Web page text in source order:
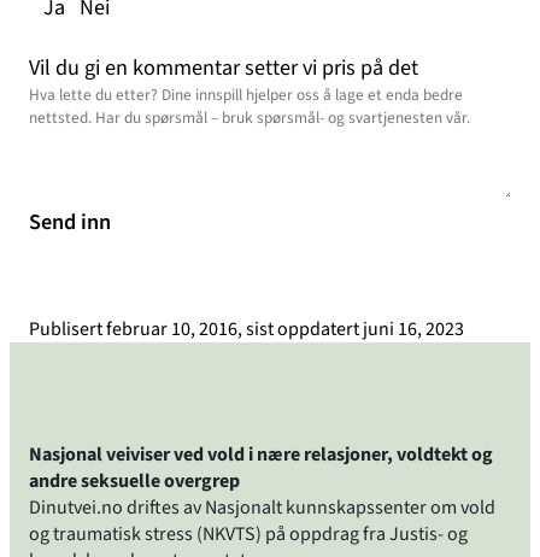
Ja Nei
Vil du gi en kommentar setter vi pris på det
Send inn
Publisertfebruar 10, 2016, sist oppdatertjuni 16, 2023
Nasjonal veiviser ved vold i nære relasjoner, voldtekt og
andre seksuelle overgrep
Dinutvei.no driftes av Nasjonalt kunnskapssenter om vold
og traumatisk stress (NKVTS) på oppdrag fra Justis- og